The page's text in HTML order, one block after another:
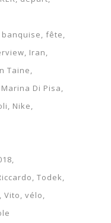
fête
Iran
Taine
Marina Di Pisa
Nike
Todek
Vito vélo